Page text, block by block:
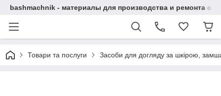
bashmachnik - материалы для производства и ремонта
Товари та послуги Засоби для догляду за шкірою,